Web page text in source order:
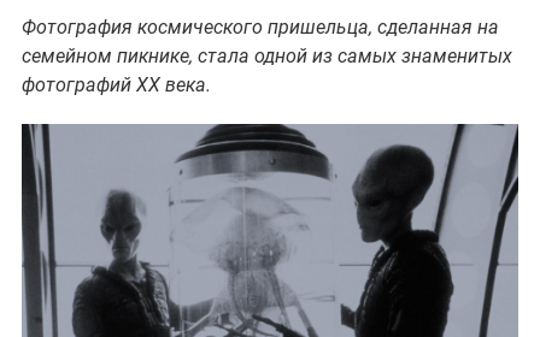
Фотография космического пришельца, сделанная на
семейном пикнике, стала одной из самых знаменитых
фотографий ХХ века.